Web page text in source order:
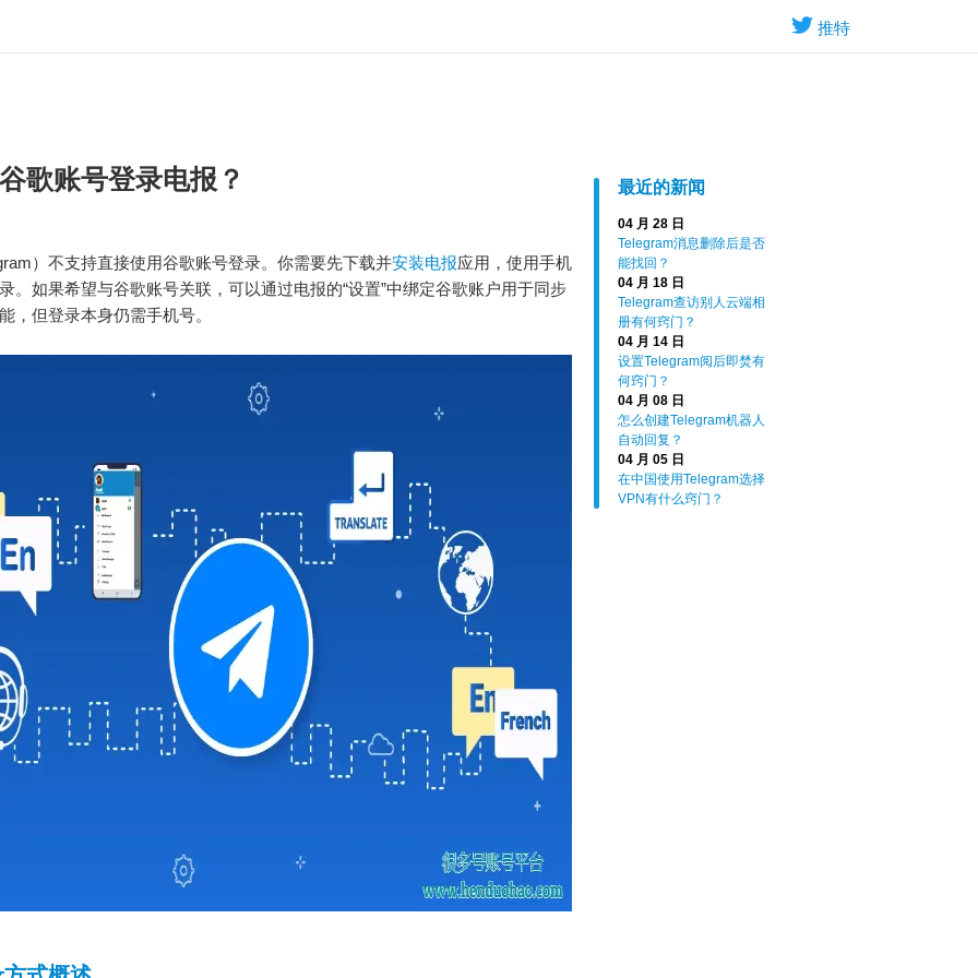
推特
最近的新闻
04 月 28 日
Telegram消息删除后是否
能找回？
04 月 18 日
Telegram查访别人云端相
册有何窍门？
04 月 14 日
设置Telegram阅后即焚有
何窍门？
04 月 08 日
怎么创建Telegram机器人
自动回复？
04 月 05 日
在中国使用Telegram选择
VPN有什么窍门？
歌账号登录电报？
）不支持直接使用谷歌账号登录。你需要先下载并安装电报应用，使用手机
。如果希望与谷歌账号关联，可以通过电报的“设置”中绑定谷歌账户用于同步
，但登录本身仍需手机号。